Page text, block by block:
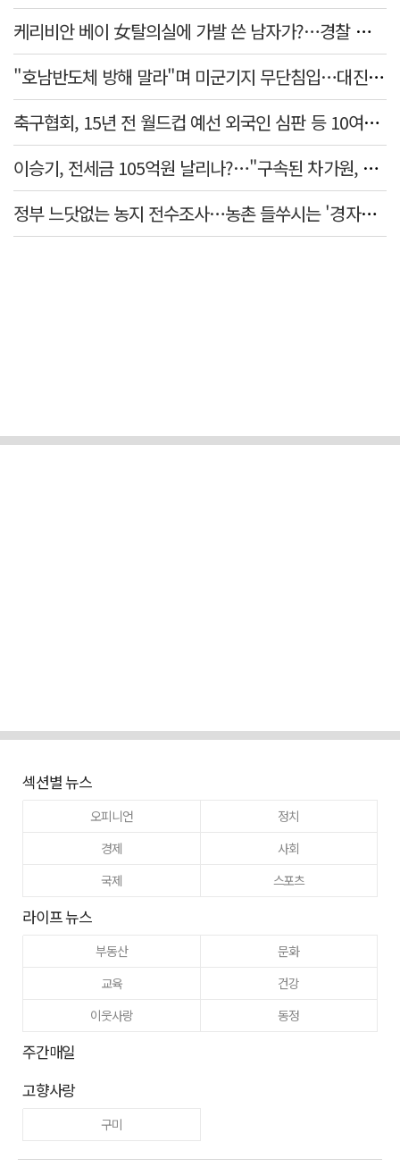
케리비안 베이 女탈의실에 가발 쓴 남자가?…경찰 추적 중
"호남반도체 방해 말라"며 미군기지 무단침입…대진연 회원 3명 '구속'
축구협회, 15년 전 월드컵 예선 외국인 심판 등 10여명에 '성 접대'
이승기, 전세금 105억원 날리나?…"구속된 차가원, 형사 범죄 영역"
정부 느닷없는 농지 전수조사…농촌 들쑤시는 '경자유전'의 칼날
섹션별 뉴스
오피니언
정치
경제
사회
국제
스포츠
라이프 뉴스
부동산
문화
교육
건강
이웃사랑
동정
주간매일
고향사랑
구미